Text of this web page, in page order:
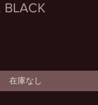
BLACK
在庫なし